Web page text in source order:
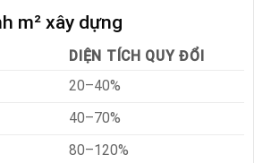
m² xây dựng
DIỆN TÍCH QUY ĐỔI
20–40%
40–70%
80–120%